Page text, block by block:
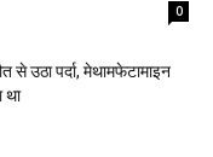
0
से उठा पर्दा, मेथामफेटामाइन
था